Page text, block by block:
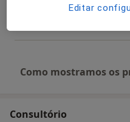
Primeira consulta
Como mostramos os
Consultório
Editar